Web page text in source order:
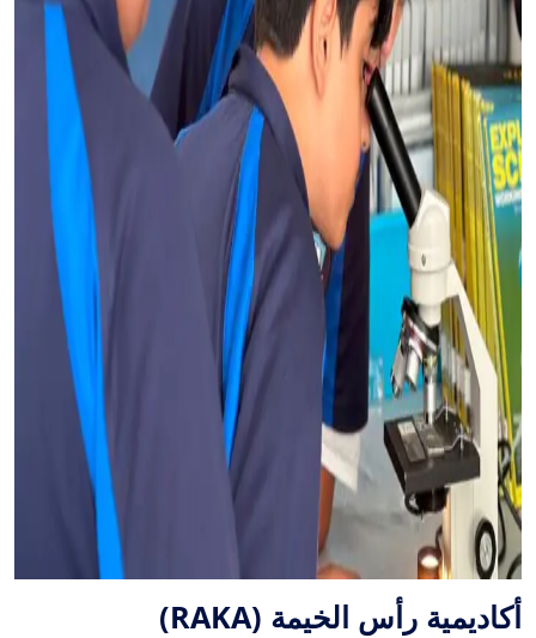
أكاديمية رأس الخيمة (RAKA)